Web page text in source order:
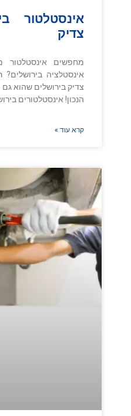
אינסטלטור
צדיק
מחפשים אינסטלטור
אינסטלציה בירושלים?
צדיק בירושלים שהוא
הנכון! אינסטלטורים
קרא עוד »